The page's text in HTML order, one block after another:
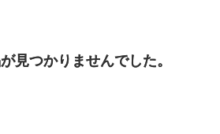
見つかりませんでした。